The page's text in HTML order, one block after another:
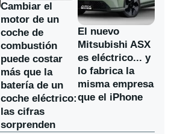
Cambiar el
motor de un
coche de
combustión
puede costar
más que la
batería de un
coche eléctrico:
las cifras
sorprenden
El nuevo
Mitsubishi ASX
es eléctrico... y
lo fabrica la
misma empresa
que el iPhone